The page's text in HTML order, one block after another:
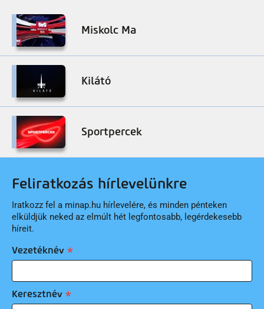
Miskolc Ma
Kilátó
Sportpercek
Feliratkozás hírlevelünkre
Iratkozz fel a minap.hu hírlevelére, és minden pénteken
elküldjük neked az elmúlt hét legfontosabb, legérdekesebb
híreit.
Vezetéknév
Keresztnév